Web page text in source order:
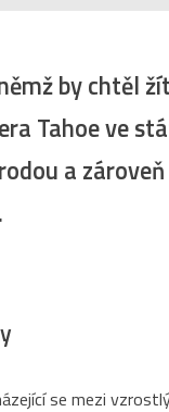
by chtěl
Tahoe ve
a
se mezi